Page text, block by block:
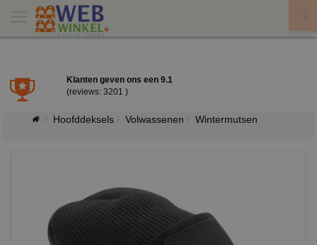
Klanten geven ons een 9.1
(reviews: 3201 )
Hoofddeksels Volwassenen Wintermutsen